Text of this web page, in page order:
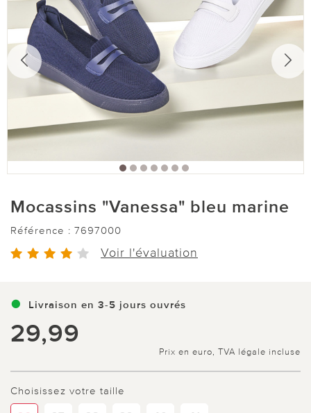
Mocassins "Vanessa" bleu marine
Référence : 7697000
Voir l'évaluation
Livraison en 3-5 jours ouvrés
29,99
Prix en euro, TVA légale incluse
Choisissez votre taille